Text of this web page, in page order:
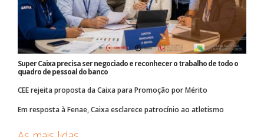
Super Caixa precisa ser negociado e reconhecer o trabalho de todo o
quadro de pessoal do banco
CEE rejeita proposta da Caixa para Promoção por Mérito
Em resposta à Fenae, Caixa esclarece patrocínio ao atletismo